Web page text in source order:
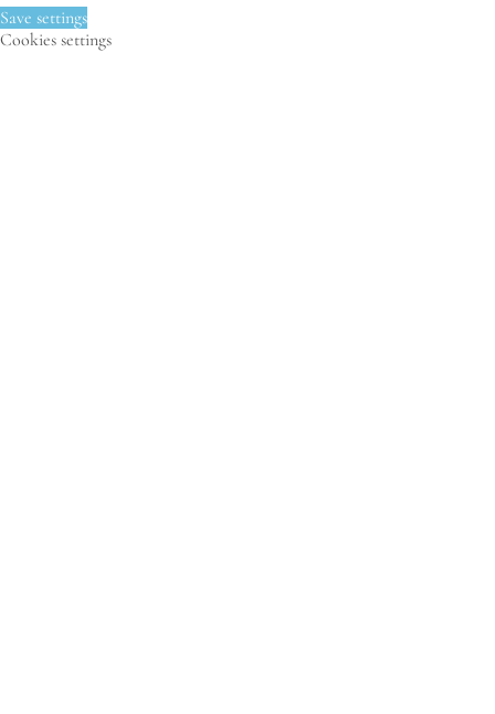
Save settings
Cookies settings